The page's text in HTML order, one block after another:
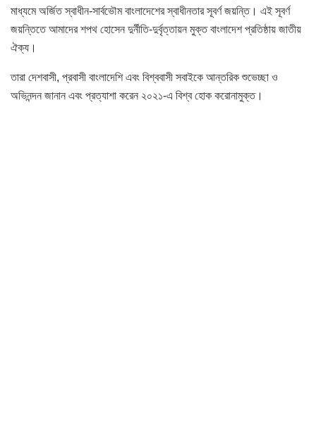
মাধ্যমে অর্জিত স্বাধীন-সার্বভৌম বাংলাদেশের স্বাধীনতার সূবর্ণ জয়ন্তি। এই সূবর্ণ
জয়ন্তিতে আমাদের শপথ হোসেন দুর্নীতি-দুর্বৃত্তায়ন মুক্ত বাংলাদেশ প্রতিষ্ঠায় জাতীয়
ঐক্য।
তারা দেশবাসী, প্রবাসী বাংলাদেশি এবং বিশ্ববাসী সবাইকে আন্তরিক শুভেচ্ছা ও
অভিনন্দন জানান এবং প্রত্যাশা করেন ২০২১-এ বিশ্ব হোক করোনামুক্ত।